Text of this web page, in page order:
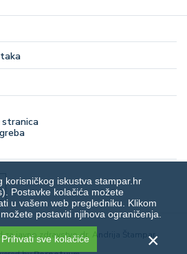
stranica
javno zdravstvo dr. Andrija Štampar
korisničkog iskustva stampar.hr
Postavke kolačića možete
u vašem web pregledniku. Klikom
postaviti njihova ograničenja.
Prihvati sve kolačiće